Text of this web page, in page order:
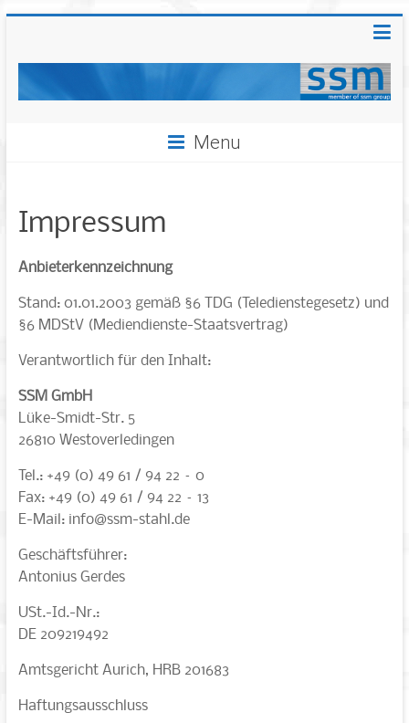
Menu
Impressum
Anbieterkennzeichnung
Stand: 01.01.2003 gemäß §6 TDG (Teledienstegesetz) und
§6 MDStV (Mediendienste-Staatsvertrag)
Verantwortlich für den Inhalt:
SSM GmbH
Lüke-Smidt-Str. 5
26810 Westoverledingen
Tel.: +49 (0) 49 61 / 94 22 – 0
Fax: +49 (0) 49 61 / 94 22 – 13
E-Mail: info@ssm-stahl.de
Geschäftsführer:
Antonius Gerdes
USt.-Id.-Nr.:
DE 209219492
Amtsgericht Aurich, HRB 201683
Haftungsausschluss